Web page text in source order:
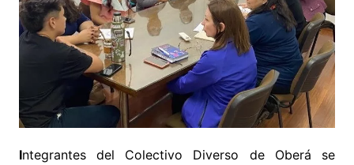
Integrantes del Colectivo Diverso de Oberá se